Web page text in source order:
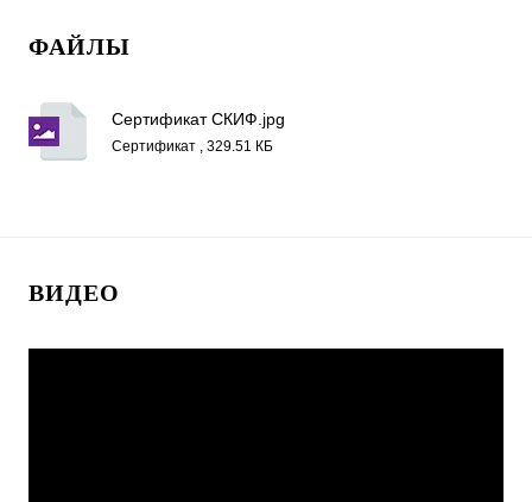
ФАЙЛЫ
Сертификат СКИФ.jpg
Сертификат , 329.51 КБ
ВИДЕО